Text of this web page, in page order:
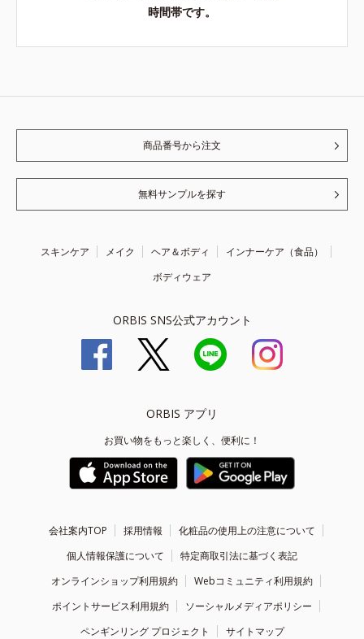
時間帯です。
商品番号から注文
無料サンプルを探す
スキンケア メイク ヘア＆ボディ
インナーケア（食品）
ボディウェア
ORBIS SNS公式アカウント
ORBIS アプリ
お買い物をもっと楽しく、便利に！
会社案内TOP 採用情報
化粧品の使用上の注意について
個人情報保護について
特定商取引法に基づく表記
オンラインショップ利用規約
Webコミュニティ利用規約
ポイントサービス利用規約
ソーシャルメディアポリシー
ペンギンリング プロジェクト
サイトマップ